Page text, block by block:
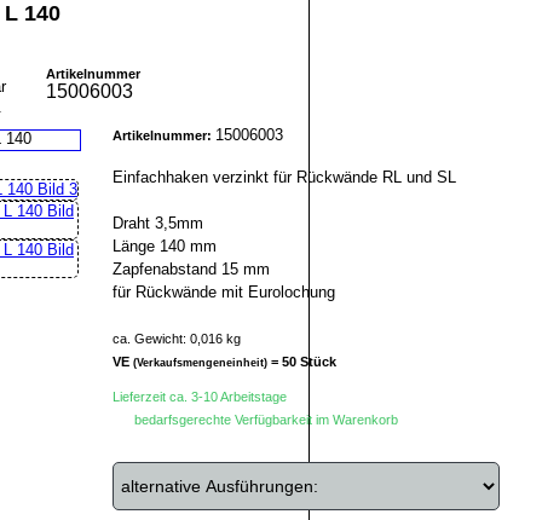
140
Artikelnummer
15006003
Artikelnummer: 15006003
Einfachhaken verzinkt für Rückwände RL und SL
Draht 3,5mm
Länge 140 mm
Zapfenabstand 15 mm
für Rückwände mit Eurolochung
ca. Gewicht: 0,016 kg
VE (Verkaufsmengeneinheit) = 50 Stück
Lieferzeit ca. 3-10 Arbeitstage
bedarfsgerechte Verfügbarkeit im Warenkorb